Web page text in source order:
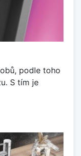
podle toho
S tím je